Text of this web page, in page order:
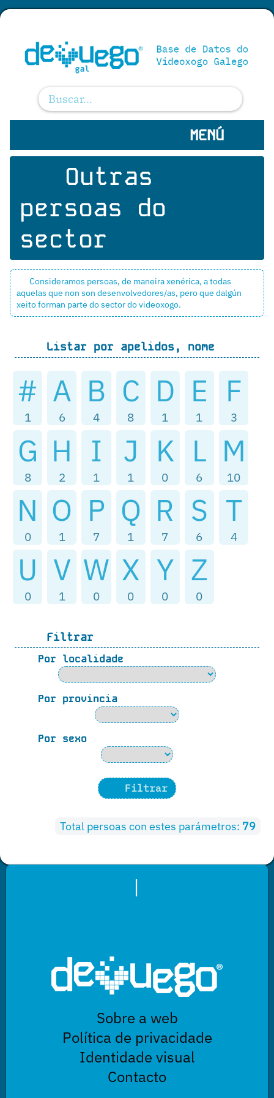
MENÚ
Outras
persoas do
sector
Consideramos persoas, de maneira xenérica, a todas
aquelas que non son desenvolvedores/as, pero que dalgún
xeito forman parte do sector do videoxogo.
Listar por apelidos, nome
#
1
A
6
B
4
C
8
D
1
E
1
F
3
G
8
H
2
I
1
J
1
K
0
L
6
M
10
N
0
O
1
P
7
Q
1
R
7
S
6
T
4
U
0
V
1
W
0
X
0
Y
0
Z
0
Filtrar
Por localidade
Por provincia
Por sexo
Filtrar
Total persoas con estes parámetros: 79
|
Sobre a web
Política de privacidade
Identidade visual
Contacto